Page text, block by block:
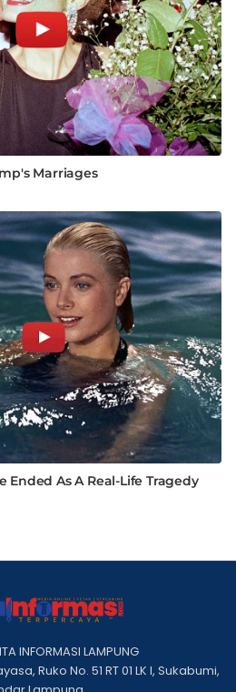
INFORMASI LAMPUNG
Ruko No. 51 RT 01 LK I, Sukabumi,